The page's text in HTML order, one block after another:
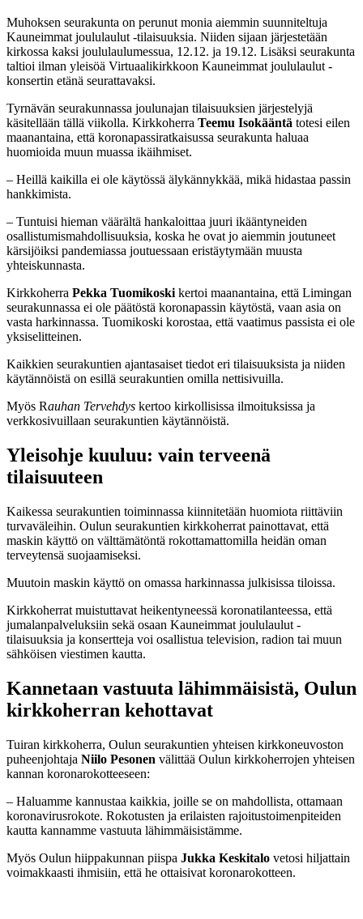
Muhoksen seurakunta on perunut monia aiemmin suunniteltuja
Kauneimmat joululaulut -tilaisuuksia. Niiden sijaan järjestetään
kirkossa kaksi joululaulumessua, 12.12. ja 19.12. Lisäksi seurakunta
taltioi ilman yleisöä Virtuaalikirkkoon Kauneimmat joululaulut -
konsertin etänä seurattavaksi.
Tyrnävän seurakunnassa joulunajan tilaisuuksien järjestelyjä
käsitellään tällä viikolla. Kirkkoherra Teemu Isokääntä totesi eilen
maanantaina, että koronapassiratkaisussa seurakunta haluaa
huomioida muun muassa ikäihmiset.
– Heillä kaikilla ei ole käytössä älykännykkää, mikä hidastaa passin
hankkimista.
– Tuntuisi hieman väärältä hankaloittaa juuri ikääntyneiden
osallistumismahdollisuuksia, koska he ovat jo aiemmin joutuneet
kärsijöiksi pandemiassa joutuessaan eristäytymään muusta
yhteiskunnasta.
Kirkkoherra Pekka Tuomikoski kertoi maanantaina, että Limingan
seurakunnassa ei ole päätöstä koronapassin käytöstä, vaan asia on
vasta harkinnassa. Tuomikoski korostaa, että vaatimus passista ei ole
yksiselitteinen.
Kaikkien seurakuntien ajantasaiset tiedot eri tilaisuuksista ja niiden
käytännöistä on esillä seurakuntien omilla nettisivuilla.
Myös Rauhan Tervehdys kertoo kirkollisissa ilmoituksissa ja
verkkosivuillaan seurakuntien käytännöistä.
Yleisohje kuuluu: vain terveenä
tilaisuuteen
Kaikessa seurakuntien toiminnassa kiinnitetään huomiota riittäviin
turvaväleihin. Oulun seurakuntien kirkkoherrat painottavat, että
maskin käyttö on välttämätöntä rokottamattomilla heidän oman
terveytensä suojaamiseksi.
Muutoin maskin käyttö on omassa harkinnassa julkisissa tiloissa.
Kirkkoherrat muistuttavat heikentyneessä koronatilanteessa, että
jumalanpalveluksiin sekä osaan Kauneimmat joululaulut -
tilaisuuksia ja konsertteja voi osallistua television, radion tai muun
sähköisen viestimen kautta.
Kannetaan vastuuta lähimmäisistä, Oulun
kirkkoherran kehottavat
Tuiran kirkkoherra, Oulun seurakuntien yhteisen kirkkoneuvoston
puheenjohtaja Niilo Pesonen välittää Oulun kirkkoherrojen yhteisen
kannan koronarokotteeseen:
– Haluamme kannustaa kaikkia, joille se on mahdollista, ottamaan
koronavirusrokote. Rokotusten ja erilaisten rajoitustoimenpiteiden
kautta kannamme vastuuta lähimmäisistämme.
Myös Oulun hiippakunnan piispa Jukka Keskitalo vetosi hiljattain
voimakkaasti ihmisiin, että he ottaisivat koronarokotteen.